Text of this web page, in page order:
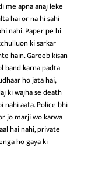
me apna anaj leke
hai or na hi sahi
nahi. Paper pe hi
ki sarkar
hain. Gareeb kisan
band karna padta
ho jata hai,
ki wajha se death
nahi aata. Police bhi
jo marji wo karwa
hai nahi, private
ho gaya ki